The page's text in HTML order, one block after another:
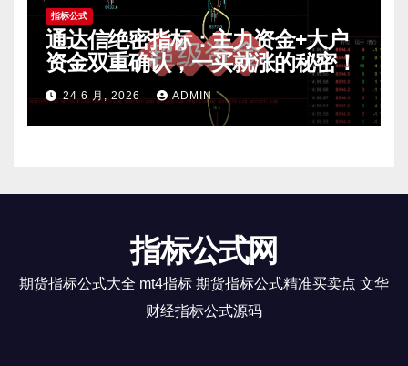
指标公式
通达信绝密指标：主力资金+大户
资金双重确认，一买就涨的秘密！
24 6 月, 2026 ADMIN
指标公式网
期货指标公式大全 mt4指标 期货指标公式精准买卖点 文华
财经指标公式源码